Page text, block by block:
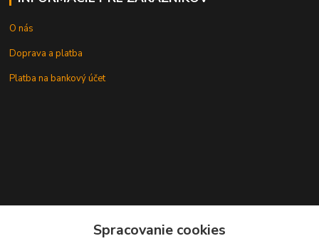
O nás
Doprava a platba
Platba na bankový účet
Spracovanie cookies